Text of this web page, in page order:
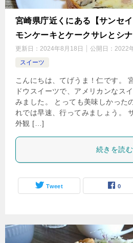
宮崎県庁近くにある【サンセ
モンケーキとケークサレとシ
更新日： 2024年8月18日 公開日： 2022
スイーツ
こんにちは、てげうま！仁です。
ドウスイーツで、アメリカンなス
みました。 とっても美味しかった
れでは早速、行ってみましょう。
外観 […]
続きを読む
Tweet 0